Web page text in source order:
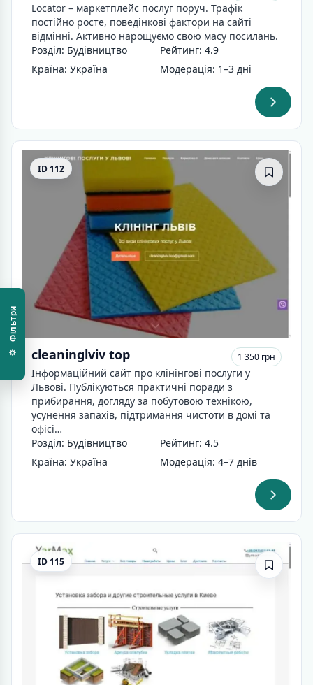
Locator – маркетплейс послуг поруч. Трафік
постійно росте, поведінкові фактори на сайті
відмінні. Активно нарощуємо свою масу посилань.
Розділ: Будівництво
Рейтинг: 4.9
Країна: Україна
Модерація: 1–3 дні
ID 112
cleaninglviv top 1 350 грн
Інформаційний сайт про клінінгові послуги у
Львові. Публікуються практичні поради з
прибирання, догляду за побутовою технікою,
усунення запахів, підтримання чистоти в домі та
офісі…
Розділ: Будівництво
Рейтинг: 4.5
Країна: Україна
Модерація: 4–7 днів
ID 115
⛭ Фільтри